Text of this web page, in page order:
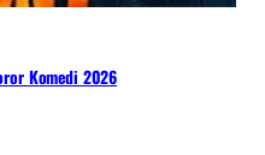
Komedi 2026